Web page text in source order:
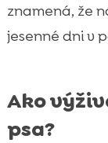
znamená, že
jesenné dni v
Ako
psa?